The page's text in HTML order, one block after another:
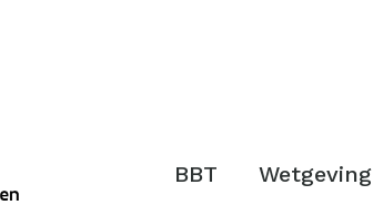
Hoofdmenu
BBT Wetgeving